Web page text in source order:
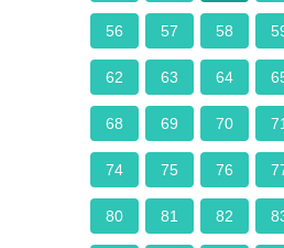
56 57 58
62 63 64
68 69 70
74 75 76
80 81 82